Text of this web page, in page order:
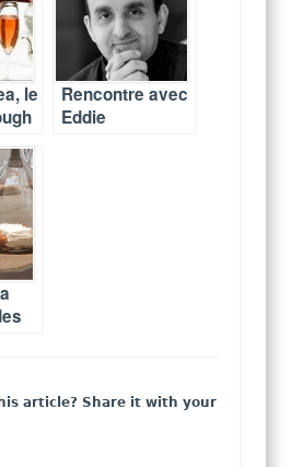
le
Rencontre avec
Eddie
article? Share it with your